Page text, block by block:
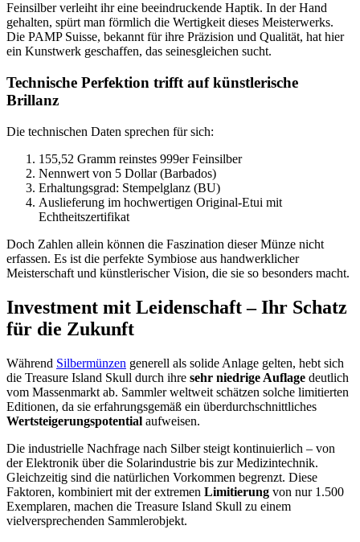
Feinsilber verleiht ihr eine beeindruckende Haptik. In der Hand
gehalten, spürt man förmlich die Wertigkeit dieses Meisterwerks.
Die PAMP Suisse, bekannt für ihre Präzision und Qualität, hat hier
ein Kunstwerk geschaffen, das seinesgleichen sucht.
Technische Perfektion trifft auf künstlerische
Brillanz
Die technischen Daten sprechen für sich:
155,52 Gramm reinstes 999er Feinsilber
Nennwert von 5 Dollar (Barbados)
Erhaltungsgrad: Stempelglanz (BU)
Auslieferung im hochwertigen Original-Etui mit
Echtheitszertifikat
Doch Zahlen allein können die Faszination dieser Münze nicht
erfassen. Es ist die perfekte Symbiose aus handwerklicher
Meisterschaft und künstlerischer Vision, die sie so besonders macht.
Investment mit Leidenschaft – Ihr Schatz
für die Zukunft
Während Silbermünzen generell als solide Anlage gelten, hebt sich
die Treasure Island Skull durch ihre sehr niedrige Auflage deutlich
vom Massenmarkt ab. Sammler weltweit schätzen solche limitierten
Editionen, da sie erfahrungsgemäß ein überdurchschnittliches
Wertsteigerungspotential aufweisen.
Die industrielle Nachfrage nach Silber steigt kontinuierlich – von
der Elektronik über die Solarindustrie bis zur Medizintechnik.
Gleichzeitig sind die natürlichen Vorkommen begrenzt. Diese
Faktoren, kombiniert mit der extremen Limitierung von nur 1.500
Exemplaren, machen die Treasure Island Skull zu einem
vielversprechenden Sammlerobjekt.